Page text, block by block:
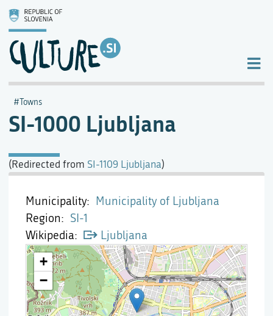
SI-1000 Ljubljana
(Redirected from SI-1109 Ljubljana)
Towns
Municipality
Municipality of Ljubljana
Region
SI-1
Wikipedia
Ljubljana